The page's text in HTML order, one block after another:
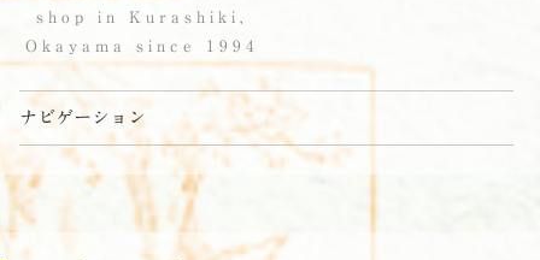
shop in Kurashiki,
Okayama since 1994
ナビゲーション
コンテンツへスキップ